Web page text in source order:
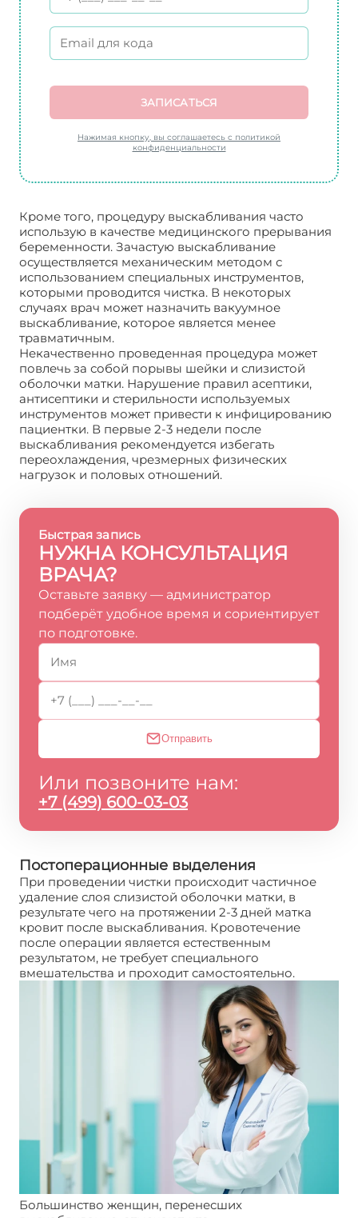
ЗАПИСАТЬСЯ
Нажимая кнопку, вы соглашаетесь с политикой
конфиденциальности
Кроме того, процедуру выскабливания часто
использую в качестве медицинского прерывания
беременности. Зачастую выскабливание
осуществляется механическим методом с
использованием специальных инструментов,
которыми проводится чистка. В некоторых
случаях врач может назначить вакуумное
выскабливание, которое является менее
травматичным.
Некачественно проведенная процедура может
повлечь за собой порывы шейки и слизистой
оболочки матки. Нарушение правил асептики,
антисептики и стерильности используемых
инструментов может привести к инфицированию
пациентки. В первые 2-3 недели после
выскабливания рекомендуется избегать
переохлаждения, чрезмерных физических
нагрузок и половых отношений.
Быстрая запись
НУЖНА КОНСУЛЬТАЦИЯ
ВРАЧА?
Оставьте заявку — администратор
подберёт удобное время и сориентирует
по подготовке.
Отправить
Или позвоните нам:
+7 (499) 600-03-03
Постоперационные выделения
При проведении чистки происходит частичное
удаление слоя слизистой оболочки матки, в
результате чего на протяжении 2-3 дней матка
кровит после выскабливания. Кровотечение
после операции является естественным
результатом, не требует специального
вмешательства и проходит самостоятельно.
Большинство женщин, перенесших